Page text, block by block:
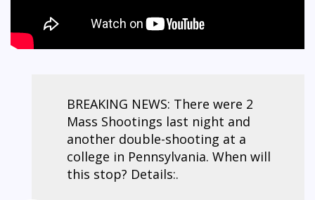
BREAKING NEWS: There were 2
Mass Shootings last night and
another double-shooting at a
college in Pennsylvania. When will
this stop? Details:.